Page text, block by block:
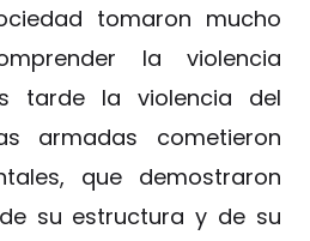
tomaron mucho
la violencia
tarde la violencia del
armadas cometieron
que demostraron
su estructura y de su